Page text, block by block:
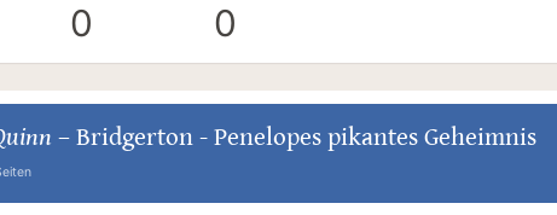
0 0
– Bridgerton - Penelopes pikantes Geheimnis